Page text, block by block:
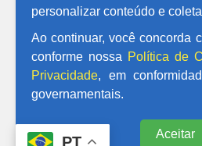
personalizar conteúdo e
Ao continuar, você concorda
conforme nossa Política de
Privacidade, em
governamentais.
Aceitar
PT